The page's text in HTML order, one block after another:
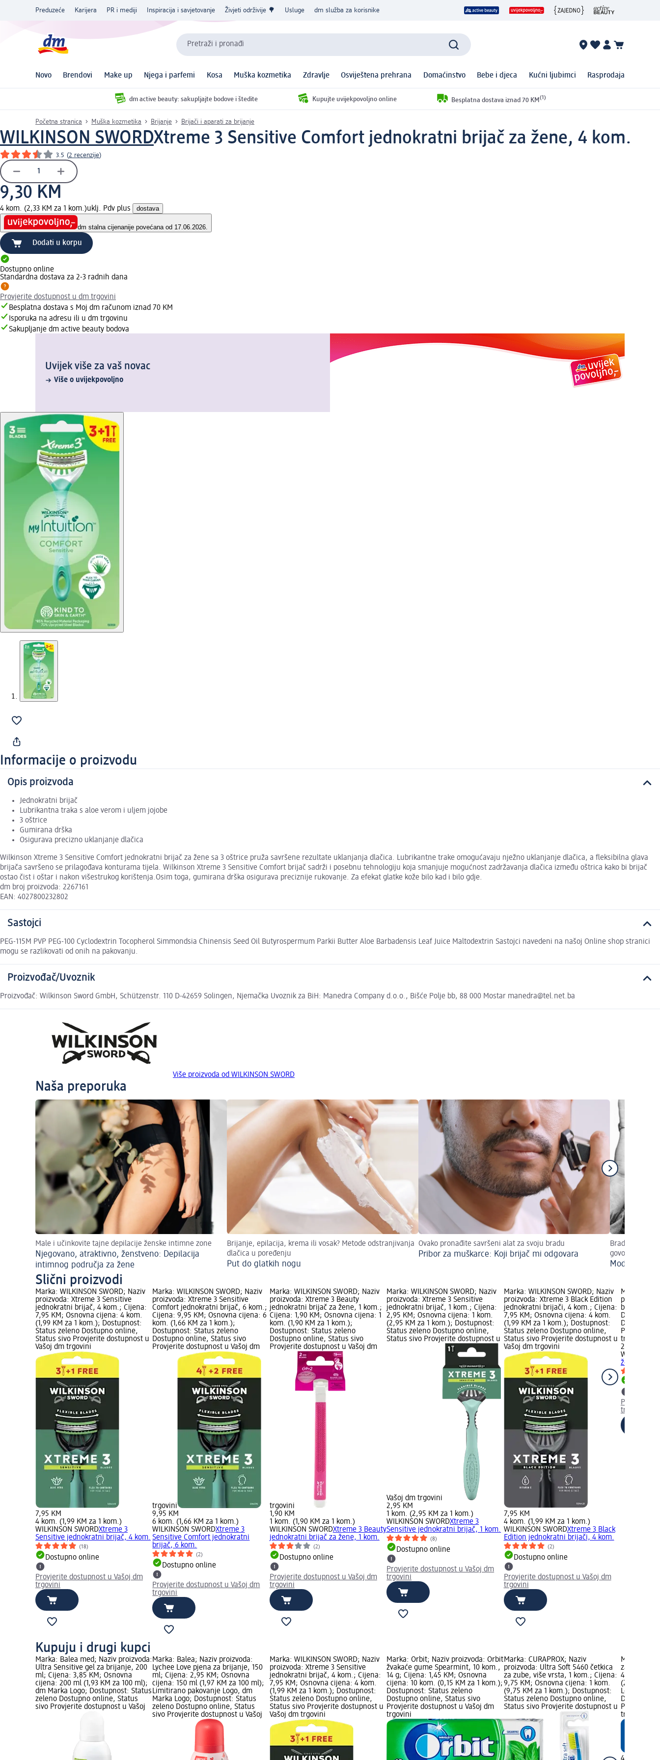
Preduzeće Karijera PR i mediji Inspiracija i savjetovanje Živjeti održivije 🌳 Usluge dm služba za korisnike
Pretraži i pronađi
Novo Brendovi Make up Njega i parfemi Kosa Muška kozmetika Zdravlje Osviještena prehrana Domaćinstvo Bebe i djeca Kućni ljubimci Rasprodaja
dm active beauty: sakupljajte bodove i štedite Kupujte uvijekpovoljno online Besplatna dostava iznad 70 KM (1)
Početna stranica Muška kozmetika Brijanje Brijači i aparati za brijanje
WILKINSON SWORDXtreme 3 Sensitive Comfort jednokratni brijač za žene, 4 kom.
3.5 (2 recenzije)
9,30 KM
4 kom. (2,33 KM za 1 kom.)uklj. Pdv plus dostava
dm stalna cijenanije povećana od 17.06.2026.
Dodati u korpu
Dostupno online
Standardna dostava za 2-3 radnih dana
Provjerite dostupnost u dm trgovini
Besplatna dostava s Moj dm računom iznad 70 KM
Isporuka na adresu ili u dm trgovinu
Sakupljanje dm active beauty bodova
Uvijek više za vaš novac
Više o uvijekpovoljno
Informacije o proizvodu
Opis proizvoda
Jednokratni brijač
Lubrikantna traka s aloe verom i uljem jojobe
3 oštrice
Gumirana drška
Osigurava precizno uklanjanje dlačica
Wilkinson Xtreme 3 Sensitive Comfort jednokratni brijač za žene sa 3 oštrice pruža savršene rezultate uklanjanja dlačica. Lubrikantne trake omogućavaju nježno uklanjanje dlačica, a fleksibilna glava
brijača savršeno se prilagođava konturama tijela. Wilkinson Xtreme 3 Sensitive Comfort brijač sadrži i posebnu tehnologiju koja smanjuje mogućnost zadržavanja dlačica između oštrica kako bi brijač
ostao čist i oštar i nakon višestrukog korištenja.Osim toga, gumirana drška osigurava preciznije rukovanje. Za efekat glatke kože bilo kad i bilo gdje.
dm broj proizvoda: 2267161
EAN: 4027800232802
Sastojci
PEG-115M PVP PEG-100 Cyclodextrin Tocopherol Simmondsia Chinensis Seed Oil Butyrospermum Parkii Butter Aloe Barbadensis Leaf Juice Maltodextrin Sastojci navedeni na našoj Online shop stranici
mogu se razlikovati od onih na pakovanju.
Proizvođač/Uvoznik
Proizvođač: Wilkinson Sword GmbH, Schützenstr. 110 D-42659 Solingen, Njemačka Uvoznik za BiH: Manedra Company d.o.o., Bišće Polje bb, 88 000 Mostar manedra@tel.net.ba
Više proizvoda od WILKINSON SWORD
Naša preporuka
Male i učinkovite tajne depilacije ženske intimne zone
Njegovano, atraktivno, ženstveno: Depilacija
intimnog područja za žene
Brijanje, epilacija, krema ili vosak? Metode odstranjivanja
dlačica u poređenju
Put do glatkih nogu
Ovako pronađite savršeni alat za svoju bradu
Pribor za muškarce: Koji brijač mi odgovara
Brada je u
govori brada o
Moderne
Slični proizvodi
Marka: WILKINSON SWORD; Naziv
proizvoda: Xtreme 3 Sensitive
jednokratni brijač, 4 kom.; Cijena:
7,95 KM; Osnovna cijena: 4 kom.
(1,99 KM za 1 kom.); Dostupnost:
Status zeleno Dostupno online,
Status sivo Provjerite dostupnost u
Vašoj dm trgovini
7,95 KM
4 kom. (1,99 KM za 1 kom.)
WILKINSON SWORDXtreme 3
Sensitive jednokratni brijač, 4 kom.
(18)
Dostupno online
Provjerite dostupnost u Vašoj dm
trgovini
Marka: WILKINSON SWORD; Naziv
proizvoda: Xtreme 3 Sensitive
Comfort jednokratni brijač, 6 kom.;
Cijena: 9,95 KM; Osnovna cijena: 6
kom. (1,66 KM za 1 kom.);
Dostupnost: Status zeleno
Dostupno online, Status sivo
Provjerite dostupnost u Vašoj dm
trgovini
9,95 KM
6 kom. (1,66 KM za 1 kom.)
WILKINSON SWORDXtreme 3
Sensitive Comfort jednokratni
brijač, 6 kom.
(2)
Dostupno online
Provjerite dostupnost u Vašoj dm
trgovini
Marka: WILKINSON SWORD; Naziv
proizvoda: Xtreme 3 Beauty
jednokratni brijač za žene, 1 kom.;
Cijena: 1,90 KM; Osnovna cijena: 1
kom. (1,90 KM za 1 kom.);
Dostupnost: Status zeleno
Dostupno online, Status sivo
Provjerite dostupnost u Vašoj dm
trgovini
1,90 KM
1 kom. (1,90 KM za 1 kom.)
WILKINSON SWORDXtreme 3 Beauty
jednokratni brijač za žene, 1 kom.
(2)
Dostupno online
Provjerite dostupnost u Vašoj dm
trgovini
Marka: WILKINSON SWORD; Naziv
proizvoda: Xtreme 3 Sensitive
jednokratni brijač, 1 kom.; Cijena:
2,95 KM; Osnovna cijena: 1 kom.
(2,95 KM za 1 kom.); Dostupnost:
Status zeleno Dostupno online,
Status sivo Provjerite dostupnost u
Vašoj dm trgovini
2,95 KM
1 kom. (2,95 KM za 1 kom.)
WILKINSON SWORDXtreme 3
Sensitive jednokratni brijač, 1 kom.
(8)
Dostupno online
Provjerite dostupnost u Vašoj dm
trgovini
Marka: WILKINSON SWORD; Naziv
proizvoda: Xtreme 3 Black Edition
jednokratni brijači, 4 kom.; Cijena:
7,95 KM; Osnovna cijena: 4 kom.
(1,99 KM za 1 kom.); Dostupnost:
Status zeleno Dostupno online,
Status sivo Provjerite dostupnost u
Vašoj dm trgovini
7,95 KM
4 kom. (1,99 KM za 1 kom.)
WILKINSON SWORDXtreme 3 Black
Edition jednokratni brijači, 4 kom.
(2)
Dostupno online
Provjerite dostupnost u Vašoj dm
trgovini
Marka:
proizvoda:
brijač, 1
Dostupno
Provjerite
trgovini
2,05 KM
WILKINSON
ženski
Provjerite
trgovini
Kupuju i drugi kupci
Marka: Balea med; Naziv proizvoda:
Ultra Sensitive gel za brijanje, 200
ml; Cijena: 3,85 KM; Osnovna
cijena: 200 ml (1,93 KM za 100 ml);
dm Marka Logo; Dostupnost: Status
zeleno Dostupno online, Status
sivo Provjerite dostupnost u Vašoj
Marka: Balea; Naziv proizvoda:
Lychee Love pjena za brijanje, 150
ml; Cijena: 2,95 KM; Osnovna
cijena: 150 ml (1,97 KM za 100 ml);
Limitirano pakovanje Logo, dm
Marka Logo; Dostupnost: Status
zeleno Dostupno online, Status
sivo Provjerite dostupnost u Vašoj
Marka: WILKINSON SWORD; Naziv
proizvoda: Xtreme 3 Sensitive
jednokratni brijač, 4 kom.; Cijena:
7,95 KM; Osnovna cijena: 4 kom.
(1,99 KM za 1 kom.); Dostupnost:
Status zeleno Dostupno online,
Status sivo Provjerite dostupnost u
Vašoj dm trgovini
Marka: Orbit; Naziv proizvoda: Orbit
žvakaće gume Spearmint, 10 kom.,
14 g; Cijena: 1,45 KM; Osnovna
cijena: 10 kom. (0,15 KM za 1 kom.);
Dostupnost: Status zeleno
Dostupno online, Status sivo
Provjerite dostupnost u Vašoj dm
trgovini
Marka: CURAPROX; Naziv
proizvoda: Ultra Soft 5460 četkica
za zube, više vrsta, 1 kom.; Cijena:
9,75 KM; Osnovna cijena: 1 kom.
(9,75 KM za 1 kom.); Dostupnost:
Status zeleno Dostupno online,
Status sivo Provjerite dostupnost u
Marka:
za brijanje
4,20 KM;
(2,80 KM
Logo;
Dostupno
Provjerite
trgovini